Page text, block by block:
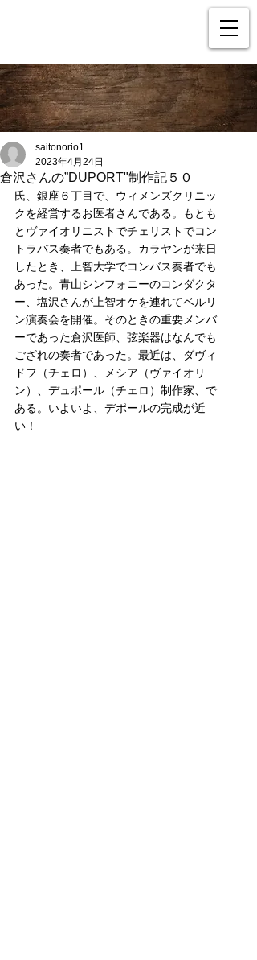
倉沢さんの”DUPORT"制作記５０
saitonorio1
2023年4月24日
氏、銀座６丁目で、ウィメンズクリニッ
クを経営するお医者さんである。もとも
とヴァイオリニストでチェリストでコン
トラバス奏者でもある。カラヤンが来日
したとき、上智大学でコンバス奏者でも
あった。青山シンフォニーのコンダクタ
ー、塩沢さんが上智オケを連れてベルリ
ン演奏会を開催。そのときの重要メンバ
ーであった倉沢医師、弦楽器はなんでも
ござれの奏者であった。最近は、ダヴィ
ドフ（チェロ）、メシア（ヴァイオリ
ン）、デュポール（チェロ）制作家、で
ある。いよいよ、デポールの完成が近
い！